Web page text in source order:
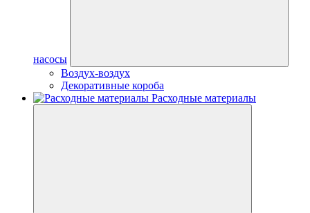
насосы
Воздух-воздух
Декоративные короба
Расходные материалы